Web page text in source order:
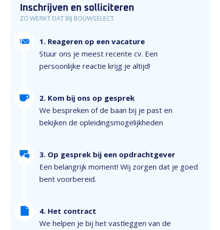
Inschrijven en solliciteren
ZO WERKT DAT BIJ BOUWSELECT
1. Reageren op een vacature
Stuur ons je meest recente cv. Een
persoonlijke reactie krijg je altijd!
2. Kom bij ons op gesprek
We bespreken of de baan bij je past en
bekijken de opleidingsmogelijkheden
3. Op gesprek bij een opdrachtgever
Een belangrijk moment! Wij zorgen dat je goed
bent voorbereid.
4. Het contract
We helpen je bij het vastleggen van de